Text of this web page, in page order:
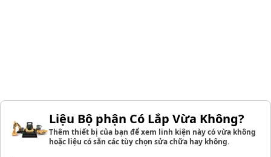
Liệu Bộ phận Có Lắp Vừa Không?
Thêm thiết bị của bạn để xem linh kiện này có vừa không
hoặc liệu có sẵn các tùy chọn sửa chữa hay không.